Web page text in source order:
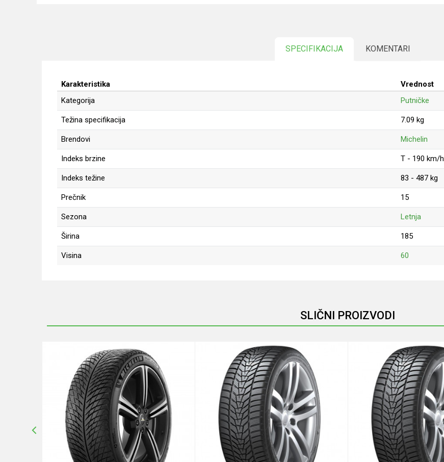
SPECIFIKACIJA KOMENTARI
Karakteristika
Vrednost
Kategorija
Putničke
Težina specifikacija 7.09 kg
Brendovi Michelin
Indeks brzine T - 190 km/h
Indeks težine 83 - 487 kg
Prečnik 15
Sezona Letnja
Širina 185
Visina 60
Anti-spam zaštita - izračunajte koliko je 6 - 1 :
POŠALJI
SLIČNI PROIZVODI